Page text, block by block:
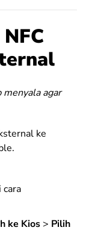
agar
ke
cara
ke Kios > Pilih